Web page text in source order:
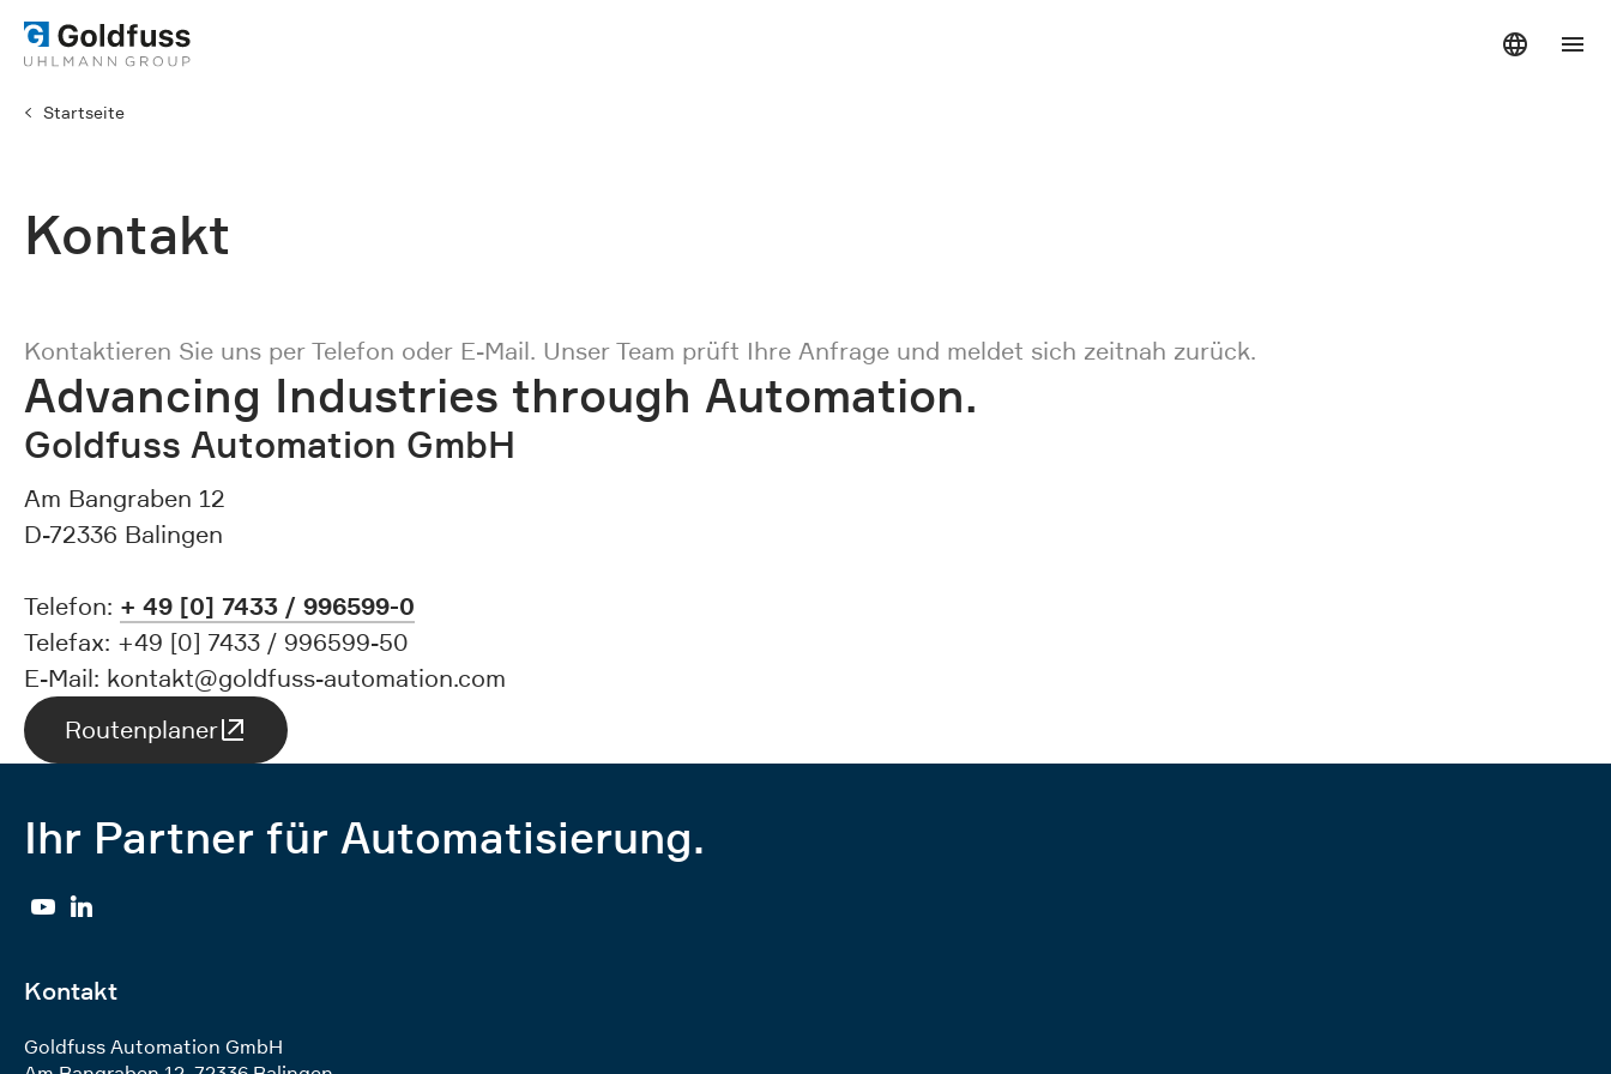
Startseite
Kontakt
Kontaktieren Sie uns per Telefon oder E-Mail. Unser Team prüft Ihre Anfrage und meldet sich zeitnah zurück.
Advancing Industries through Automation.
Goldfuss Automation GmbH
Am Bangraben 12
D-72336 Balingen
Telefon: + 49 [0] 7433 / 996599-0
Telefax: +49 [0] 7433 / 996599-50
E-Mail: kontakt@goldfuss-automation.com
Routenplaner
Ihr Partner für Automatisierung.
YouTube
Kontakt
Goldfuss Automation GmbH